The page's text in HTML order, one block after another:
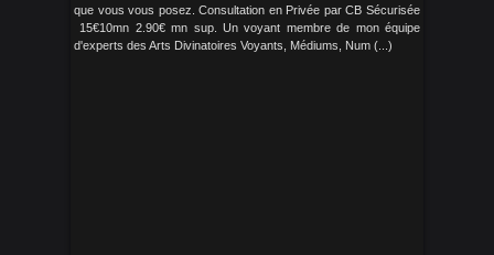
que vous vous posez. Consultation en Privée par CB Sécurisée
15€10mn 2.90€ mn sup. Un voyant membre de mon équipe
d'experts des Arts Divinatoires Voyants, Médiums, Num (...)